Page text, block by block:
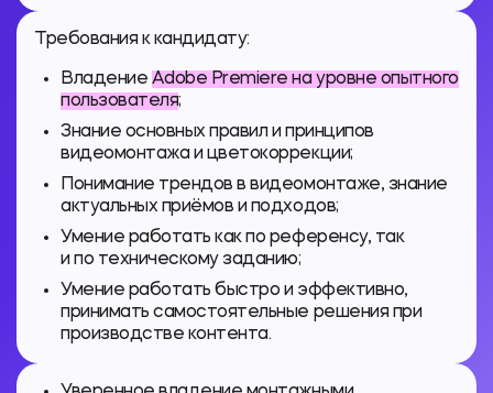
Требования к кандидату:
Владение Adobe Premiere на уровне опытного
пользователя;
Знание основных правил и принципов
видеомонтажа и цветокоррекции;
Понимание трендов в видеомонтаже, знание
актуальных приёмов и подходов;
Умение работать как по референсу, так
и по техническому заданию;
Умение работать быстро и эффективно,
принимать самостоятельные решения при
производстве контента.